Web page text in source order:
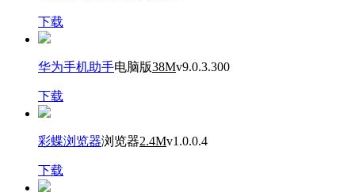
下载
华为手机助手电脑版38Mv9.0.3.300
下载
彩蝶浏览器浏览器2.4Mv1.0.0.4
下载